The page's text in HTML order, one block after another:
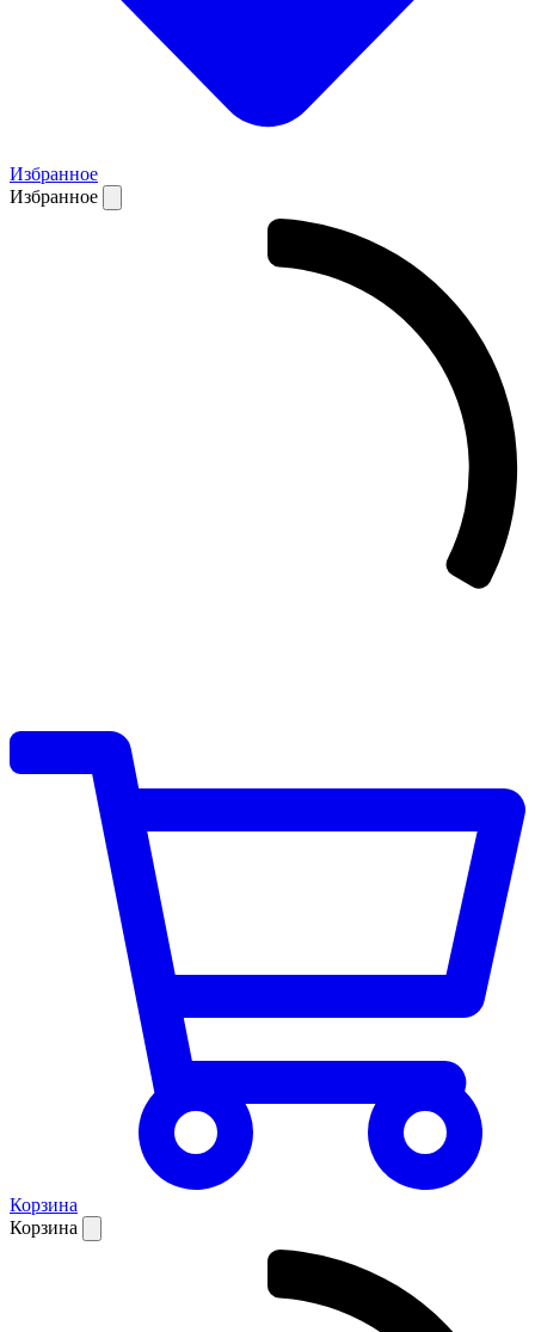
Избранное
Избранное
Корзина
Корзина